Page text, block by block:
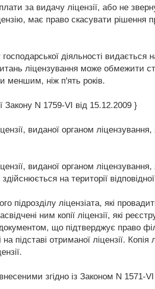
за видачу ліцензії, або не
має право скасувати рішення
діяльності
ліцензування може обмежити
меншим, ніж п'ять років.
Закону N 1759-VI від 15.12.2009 }
виданої органом
виданої органом
на території
підрозділу ліцензіата, які
ним копії ліцензії, які
що підтверджує право
підставі отриманої ліцензії.
згідно із Законом N 1571-